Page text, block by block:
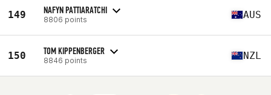
149 NAFYN PATTIARATCHI
8806 points AUS
150 TOM KIPPENBERGER
8846 points NZL